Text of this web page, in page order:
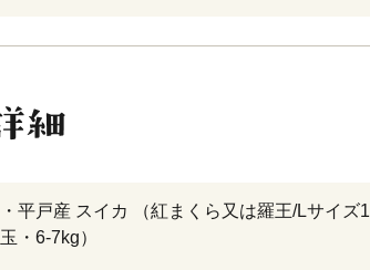
・平戸産 スイカ （紅まくら又は羅王/Lサイズ1
玉・6-7kg）